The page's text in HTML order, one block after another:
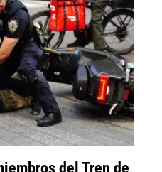
del Tren de